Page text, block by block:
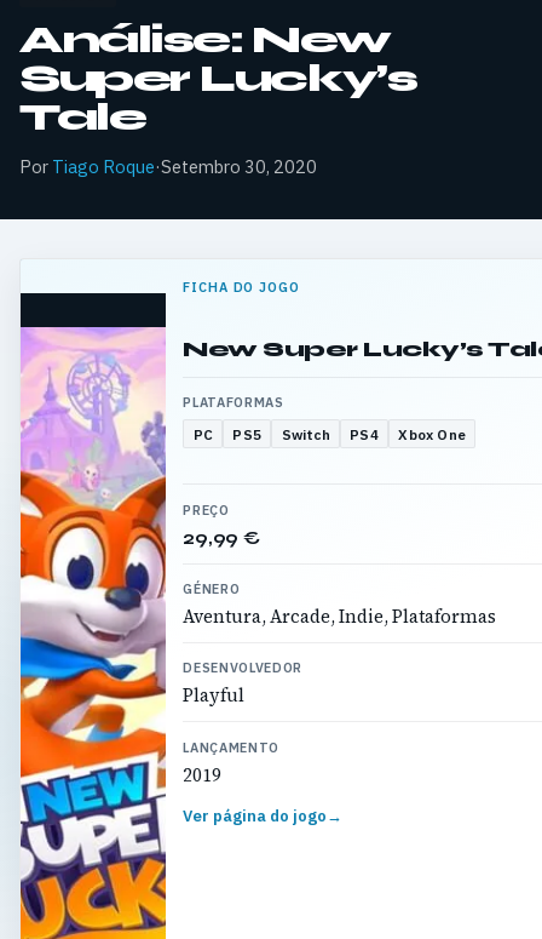
Análise: New
Super Lucky’s
Tale
Por Tiago Roque·Setembro 30, 2020
FICHA DO JOGO
New Super Lucky’s
PLATAFORMAS
PC PS5 Switch PS4 Xbox One
PREÇO
29,99 €
GÉNERO
Aventura, Arcade, Indie, Plataformas
DESENVOLVEDOR
Playful
LANÇAMENTO
2019
Ver página do jogo→